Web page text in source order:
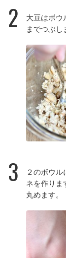
2
大豆はボウ
までつぶし
3
２のボウ
ネを作りま
丸めます。